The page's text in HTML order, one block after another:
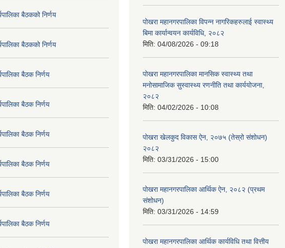
बैठकको निर्णय
बैठकको निर्णय
बैठक निर्णय
बैठक निर्णय
बैठक निर्णय
बैठक निर्णय
बैठक निर्णय
बैठक निर्णय
पोखरा महानगरपालिका विपन्न नागरिकहरुलाई स्वास्थ्य
बिमा कार्यान्वयन कार्यविधि, २०८२
मिति: 04/08/2026 - 09:18
पोखरा महानगरपालिका मानसिक स्वास्थ्य तथा
मनोसामाजिक सुस्वास्थ्य रणनीति तथा कार्ययोजना,
२०८२
मिति: 04/02/2026 - 10:08
पोखरा खेलकुद विकास ऐन, २०७५ (तेस्रो संशोधन)
२०८२
मिति: 03/31/2026 - 15:00
पोखरा महानगरपालिका आर्थिक ऐन, २०८२ (प्रथम
संशोधन)
मिति: 03/31/2026 - 14:59
पोखरा महानगरपालिका आर्थिक कार्यविधि तथा वित्तीय